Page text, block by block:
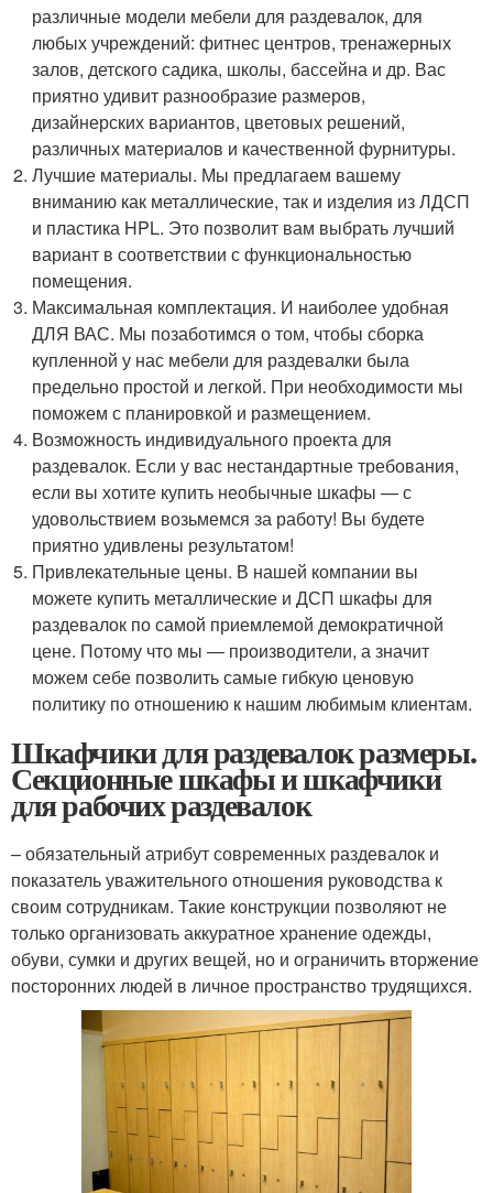
различные модели мебели для раздевалок, для
любых учреждений: фитнес центров, тренажерных
залов, детского садика, школы, бассейна и др. Вас
приятно удивит разнообразие размеров,
дизайнерских вариантов, цветовых решений,
различных материалов и качественной фурнитуры.
Лучшие материалы. Мы предлагаем вашему
вниманию как металлические, так и изделия из ЛДСП
и пластика HPL. Это позволит вам выбрать лучший
вариант в соответствии с функциональностью
помещения.
Максимальная комплектация. И наиболее удобная
ДЛЯ ВАС. Мы позаботимся о том, чтобы сборка
купленной у нас мебели для раздевалки была
предельно простой и легкой. При необходимости мы
поможем с планировкой и размещением.
Возможность индивидуального проекта для
раздевалок. Если у вас нестандартные требования,
если вы хотите купить необычные шкафы — с
удовольствием возьмемся за работу! Вы будете
приятно удивлены результатом!
Привлекательные цены. В нашей компании вы
можете купить металлические и ДСП шкафы для
раздевалок по самой приемлемой демократичной
цене. Потому что мы — производители, а значит
можем себе позволить самые гибкую ценовую
политику по отношению к нашим любимым клиентам.
Шкафчики для раздевалок размеры.
Секционные шкафы и шкафчики
для рабочих раздевалок
– обязательный атрибут современных раздевалок и
показатель уважительного отношения руководства к
своим сотрудникам. Такие конструкции позволяют не
только организовать аккуратное хранение одежды,
обуви, сумки и других вещей, но и ограничить вторжение
посторонних людей в личное пространство трудящихся.